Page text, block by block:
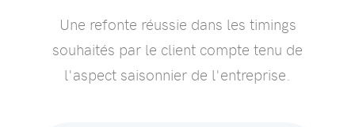
Une refonte réussie dans les timings
souhaités par le client compte tenu de
l'aspect saisonnier de l'entreprise.